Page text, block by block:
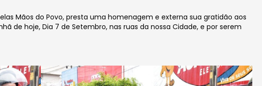
Mãos do Povo, presta uma homenagem e externa sua gratidão aos
de hoje, Dia 7 de Setembro, nas ruas da nossa Cidade, e por serem